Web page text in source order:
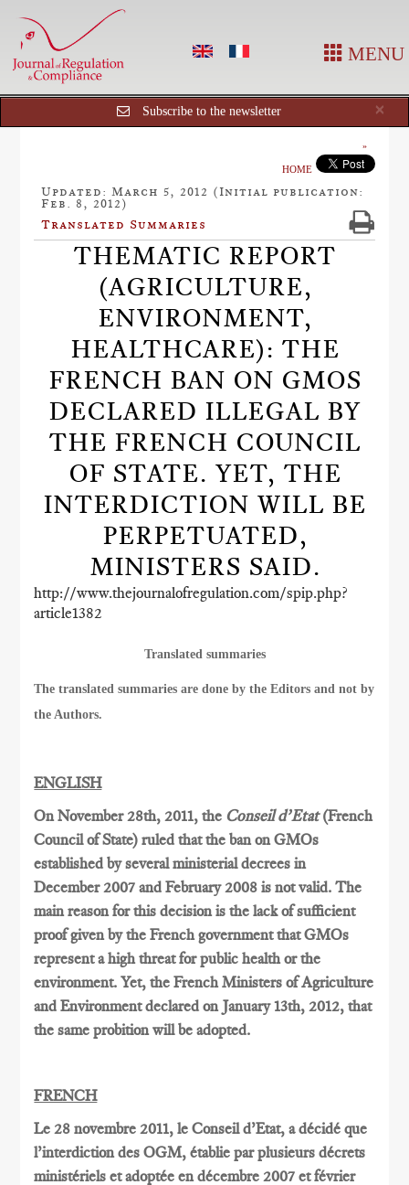
MENU
×
Subscribe to the newsletter
HOME
Updated: March 5, 2012 (Initial publication:
Feb. 8, 2012)
Translated Summaries
THEMATIC REPORT
(AGRICULTURE,
ENVIRONMENT,
HEALTHCARE): THE
FRENCH BAN ON GMOS
DECLARED ILLEGAL BY
THE FRENCH COUNCIL
OF STATE. YET, THE
INTERDICTION WILL BE
PERPETUATED,
MINISTERS SAID.
http://www.thejournalofregulation.com/spip.php?
article1382
Translated summaries
The translated summaries are done by the Editors and not by
the Authors.
ENGLISH
On November 28th, 2011, the Conseil d’Etat(French
Council of State) ruled that the ban on GMOs
established by several ministerial decrees in
December 2007 and February 2008 is not valid. The
main reason for this decision is the lack of sufficient
proof given by the French government that GMOs
represent a high threat for public health or the
environment. Yet, the French Ministers of Agriculture
and Environment declared on January 13th, 2012, that
the same probition will be adopted.
FRENCH
Le 28 novembre 2011, le Conseil d’Etat, a décidé que
l’interdiction des OGM, établie par plusieurs décrets
ministériels et adoptée en décembre 2007 et février